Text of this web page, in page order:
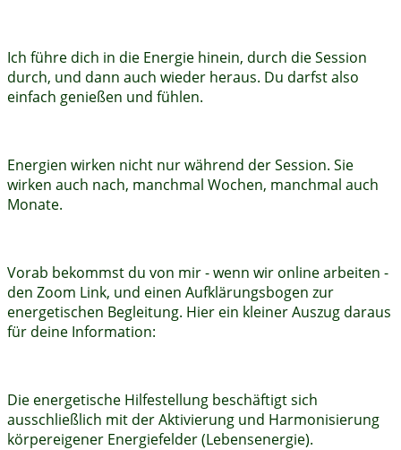
Ich führe dich in die Energie hinein, durch die Session
durch, und dann auch wieder heraus. Du darfst also
einfach genießen und fühlen.
Energien wirken nicht nur während der Session. Sie
wirken auch nach, manchmal Wochen, manchmal auch
Monate.
Vorab bekommst du von mir - wenn wir online arbeiten -
den Zoom Link, und einen Aufklärungsbogen zur
energetischen Begleitung. Hier ein kleiner Auszug daraus
für deine Information:
Die energetische Hilfestellung beschäftigt sich
ausschließlich mit der Aktivierung und Harmonisierung
körpereigener Energiefelder (Lebensenergie).